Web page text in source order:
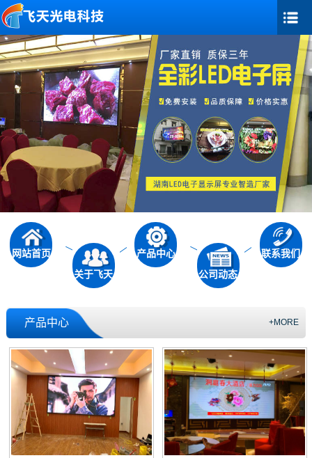
网站首页
关于飞天
产品中心
公司动态
联系我们
产品中心 +MORE